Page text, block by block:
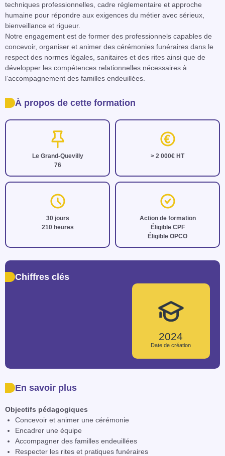
techniques professionnelles, cadre réglementaire et approche
humaine pour répondre aux exigences du métier avec sérieux,
bienveillance et rigueur.
Notre engagement est de former des professionnels capables de
concevoir, organiser et animer des cérémonies funéraires dans le
respect des normes légales, sanitaires et des rites ainsi que de
développer les compétences relationnelles nécessaires à
l’accompagnement des familles endeuillées.
À propos de cette formation
Le Grand-Quevilly
76
> 2 000€ HT
30 jours
210 heures
Action de formation
Éligible CPF
Éligible OPCO
Chiffres clés
2024
Date de création
En savoir plus
Objectifs pédagogiques
Concevoir et animer une cérémonie
Encadrer une équipe
Accompagner des familles endeuillées
Respecter les rites et pratiques funéraires